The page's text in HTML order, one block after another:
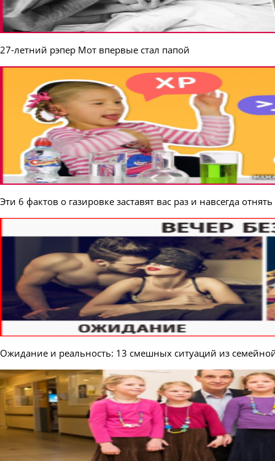
27-летний рэпер Мот впервые стал папой
Эти 6 фактов о газировке заставят вас раз и навсегда
Ожидание и реальность: 13 смешных ситуаций из